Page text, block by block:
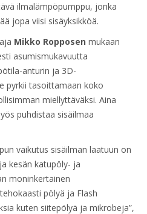
ilmalämpöpumppu, jonka
jopa viisi sisäyksikköä.
Mikko Ropposen mukaan
asumismukavuutta
anturin ja 3D-
pyrkii tasoittamaan koko
miellyttäväksi. Aina
puhdistaa sisäilmaa
vaikutus sisäilman laatuun on
kesän katupöly- ja
moninkertainen
pölyä ja Flash
kuten siitepölyä ja mikrobeja”,